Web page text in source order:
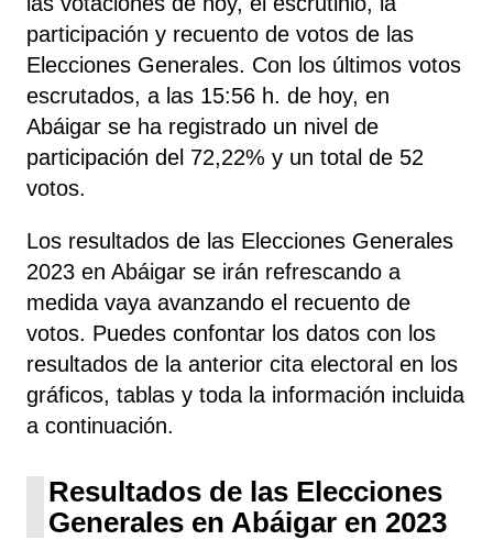
participación y recuento de votos de las
Elecciones Generales. Con los últimos votos
escrutados, a las 15:56 h. de hoy, en
Abáigar se ha registrado un nivel de
participación del 72,22% y un total de 52
votos.
Los resultados de las Elecciones Generales
2023 en Abáigar se irán refrescando a
medida vaya avanzando el recuento de
votos. Puedes confontar los datos con los
resultados de la anterior cita electoral en los
gráficos, tablas y toda la información incluida
a continuación.
Resultados de las Elecciones
Generales en Abáigar en 2023